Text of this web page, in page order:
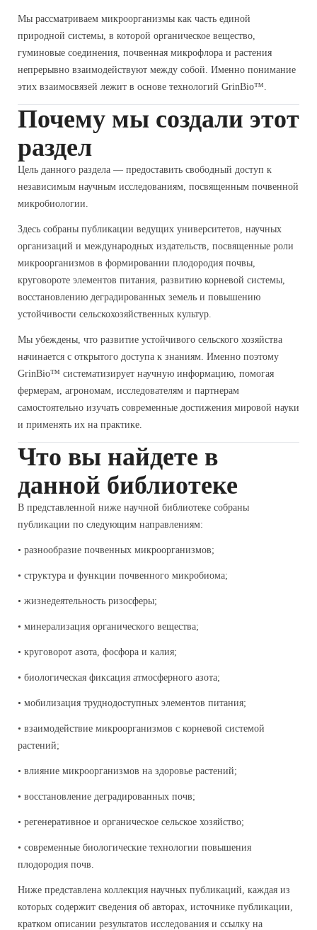
Мы рассматриваем микроорганизмы как часть единой
природной системы, в которой органическое вещество,
гуминовые соединения, почвенная микрофлора и растения
непрерывно взаимодействуют между собой. Именно понимание
этих взаимосвязей лежит в основе технологий GrinBio™.
Почему мы создали этот
раздел
Цель данного раздела — предоставить свободный доступ к
независимым научным исследованиям, посвященным почвенной
микробиологии.
Здесь собраны публикации ведущих университетов, научных
организаций и международных издательств, посвященные роли
микроорганизмов в формировании плодородия почвы,
круговороте элементов питания, развитию корневой системы,
восстановлению деградированных земель и повышению
устойчивости сельскохозяйственных культур.
Мы убеждены, что развитие устойчивого сельского хозяйства
начинается с открытого доступа к знаниям. Именно поэтому
GrinBio™ систематизирует научную информацию, помогая
фермерам, агрономам, исследователям и партнерам
самостоятельно изучать современные достижения мировой науки
и применять их на практике.
Что вы найдете в
данной библиотеке
В представленной ниже научной библиотеке собраны
публикации по следующим направлениям:
• разнообразие почвенных микроорганизмов;
• структура и функции почвенного микробиома;
• жизнедеятельность ризосферы;
• минерализация органического вещества;
• круговорот азота, фосфора и калия;
• биологическая фиксация атмосферного азота;
• мобилизация труднодоступных элементов питания;
• взаимодействие микроорганизмов с корневой системой
растений;
• влияние микроорганизмов на здоровье растений;
• восстановление деградированных почв;
• регенеративное и органическое сельское хозяйство;
• современные биологические технологии повышения
плодородия почв.
Ниже представлена коллекция научных публикаций, каждая из
которых содержит сведения об авторах, источнике публикации,
кратком описании результатов исследования и ссылку на